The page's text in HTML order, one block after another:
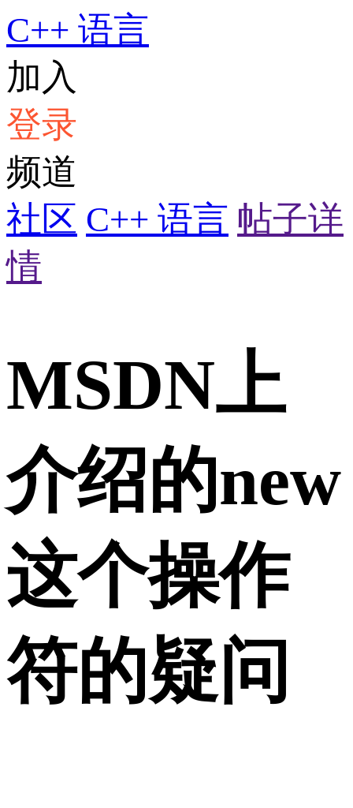
C++ 语言
加入
登录
频道
社区 C++ 语言 帖子详
情
MSDN上
介绍的new
这个操作
符的疑问